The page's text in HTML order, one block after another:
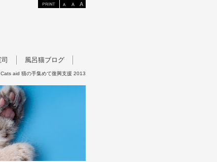
風呂猫ブログ
Cats aid 猫の手集めて復興支援 2013